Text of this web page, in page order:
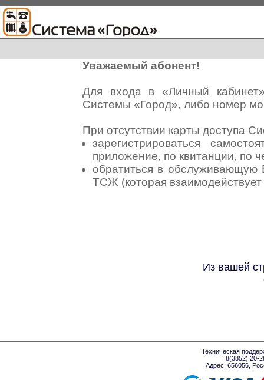
Уважаемый абонент!
Для входа в «Личный
Системы «Город», либо номер
При отсутствии карты доступа
зарегистрироваться
приложение, по квитанции, по
обратиться в
ТСЖ (которая
Из вашей
Техническая
8(3852) 20-
Адрес: 656056,